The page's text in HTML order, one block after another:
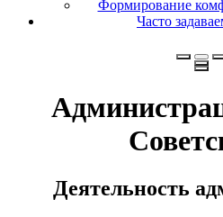
Формирование
Часто
Деятельность